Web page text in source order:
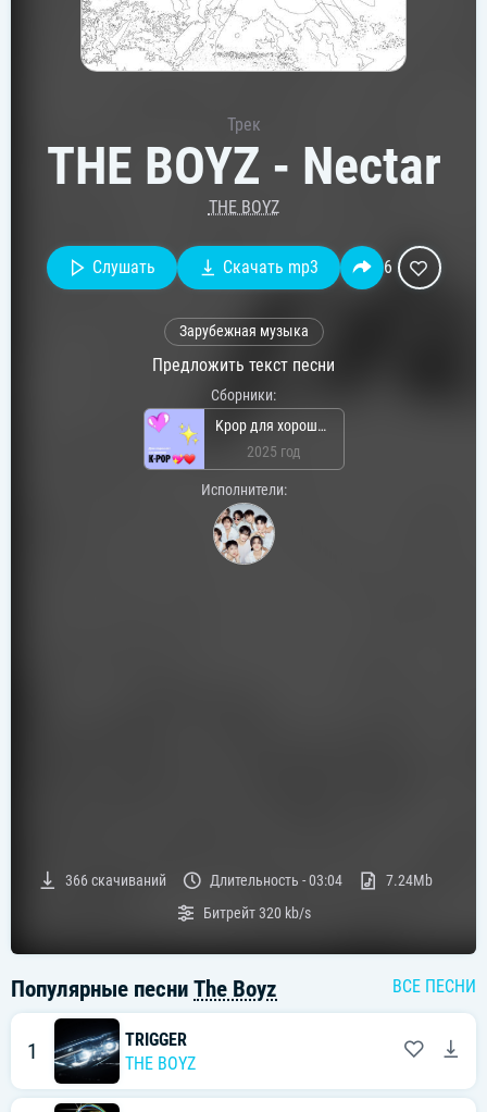
Трек
THE BOYZ - Nectar
THE BOYZ
Слушать Скачать mp3 6
Зарубежная музыка
Предложить текст песни
Сборники:
Kpop для хорошего настроения
2025 год
Исполнители:
366скачиваний Длительность -03:04
7.24Mb
Битрейт320 kb/s
Популярные песни The Boyz ВСЕ ПЕСНИ
1
TRIGGER
THE BOYZ